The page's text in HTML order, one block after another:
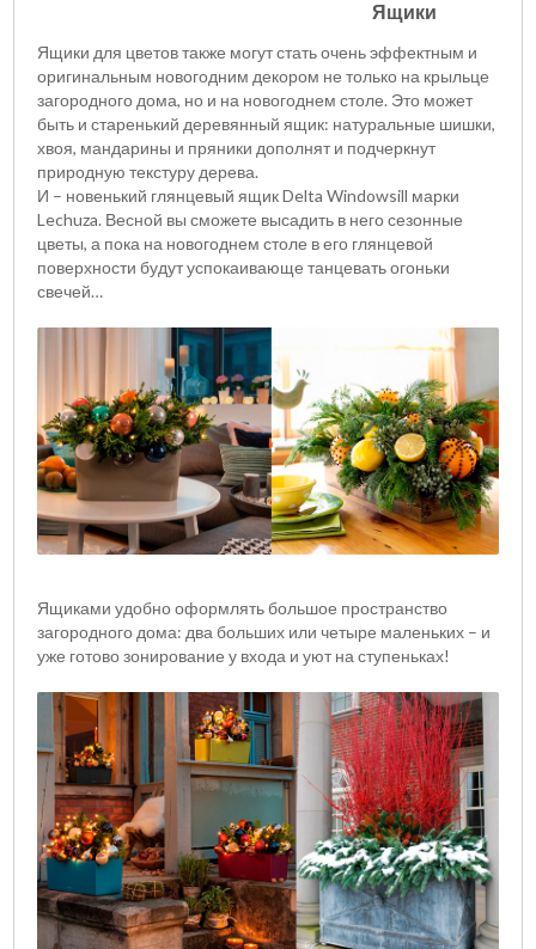
Ящики
Ящики для цветов также могут стать очень эффектным и
оригинальным новогодним декором не только на крыльце
загородного дома, но и на новогоднем столе. Это может
быть и старенький деревянный ящик: натуральные шишки,
хвоя, мандарины и пряники дополнят и подчеркнут
природную текстуру дерева.
И – новенький глянцевый ящик Delta Windowsill марки
Lechuza. Весной вы сможете высадить в него сезонные
цветы, а пока на новогоднем столе в его глянцевой
поверхности будут успокаивающе танцевать огоньки
свечей…
Ящиками удобно оформлять большое пространство
загородного дома: два больших или четыре маленьких – и
уже готово зонирование у входа и уют на ступеньках!